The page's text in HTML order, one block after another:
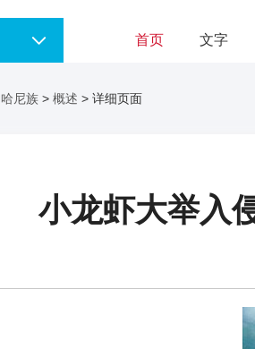
首页 文字
哈尼族 > 概述 > 详细页面
小龙虾大举入